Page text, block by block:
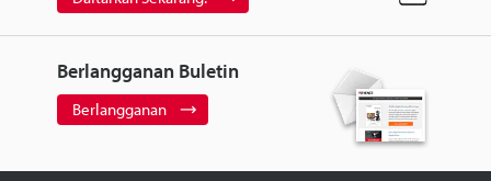
Berlangganan Buletin
Berlangganan